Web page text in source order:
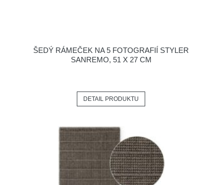
ŠEDÝ RÁMEČEK NA 5 FOTOGRAFIÍ STYLER
SANREMO, 51 X 27 CM
DETAIL PRODUKTU